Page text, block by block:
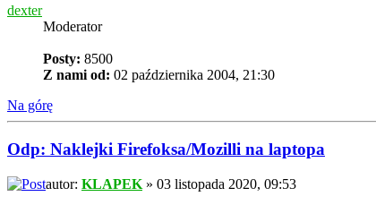
dexter
Moderator
Posty: 8500
Z nami od: 02 października 2004, 21:30
Na górę
Odp: Naklejki Firefoksa/Mozilli na laptopa
autor: KLAPEK » 03 listopada 2020, 09:53